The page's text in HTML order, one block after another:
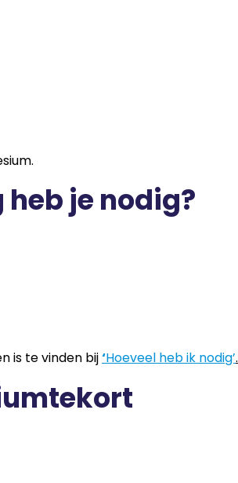
je nodig?
is te vinden bij‘Hoeveel heb ik nodig’.